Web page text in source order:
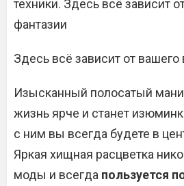
техники. Здесь всё зависит
фантазии
Здесь всё зависит от вашего
Изысканный полосатый
жизнь ярче и станет
с ним вы всегда будете в
Яркая хищная расцветка
моды и всегда пользуется